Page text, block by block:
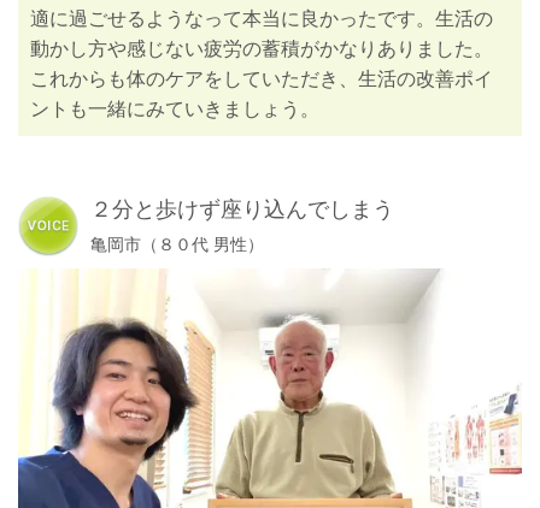
適に過ごせるようなって本当に良かったです。生活の
動かし方や感じない疲労の蓄積がかなりありました。
これからも体のケアをしていただき、生活の改善ポイ
ントも一緒にみていきましょう。
２分と歩けず座り込んでしまう
亀岡市（８０代 男性）